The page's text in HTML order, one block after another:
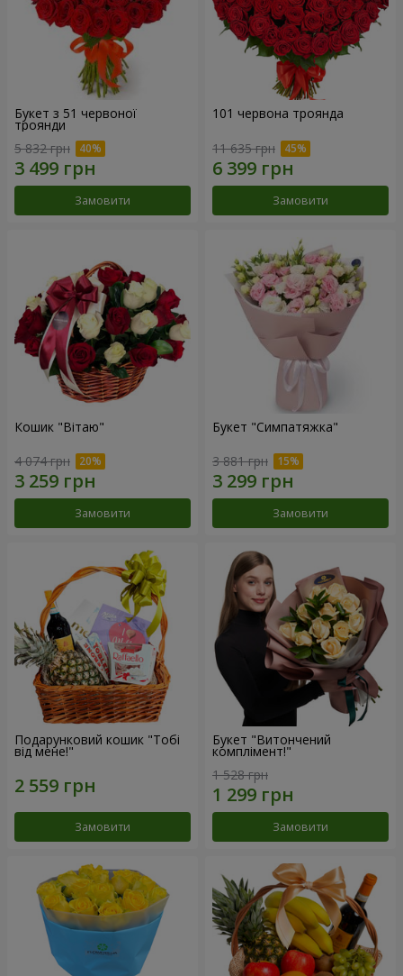
Букет з 51 червоної
троянди
5 832 грн
Замовити
101 червона троянда
11 635 грн
Замовити
Кошик "Вітаю"
4 074 грн
Замовити
Букет "Симпатяжка"
3 881 грн
Замовити
Подарунковий кошик "Тобі
від мене!"
Замовити
Букет "Витончений
комплімент!"
1 528 грн
Замовити